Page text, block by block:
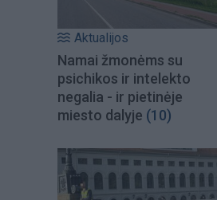
Aktualijos
Namai žmonėms su
psichikos ir intelekto
negalia - ir pietinėje
miesto dalyje (10)